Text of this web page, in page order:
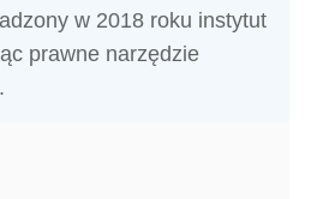
w 2018 roku instytut
prawne narzędzie